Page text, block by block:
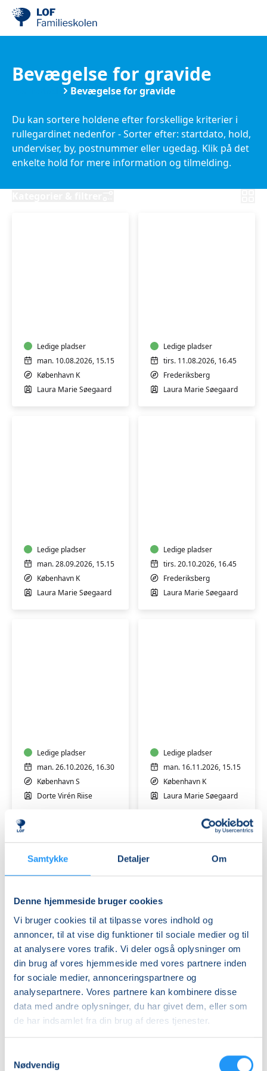
Samtykke Detaljer Om
Denne hjemmeside bruger cookies
Vi bruger cookies til at tilpasse vores indhold og
annoncer, til at vise dig funktioner til sociale medier og til
at analysere vores trafik. Vi deler også oplysninger om
din brug af vores hjemmeside med vores partnere inden
for sociale medier, annonceringspartnere og
analysepartnere. Vores partnere kan kombinere disse
data med andre oplysninger, du har givet dem, eller som
de har indsamlet fra din brug af deres tjenester.
Nødvendig
Bevægelse for gravide
Bevægelse for gravide
Du kan sortere holdene efter forskellige kriterier i
rullegardinet nedenfor - Sorter efter: startdato, hold,
underviser, by, postnummer eller ugedag. Klik på det
enkelte hold for mere information og tilmelding.
gravide
Ledige pladser
man. 10.08.2026, 15.15
København K
Laura Marie Søegaard
gravide
Ledige pladser
tirs. 11.08.2026, 16.45
Frederiksberg
Laura Marie Søegaard
gravide
Ledige pladser
man. 28.09.2026, 15.15
København K
Laura Marie Søegaard
gravide
Ledige pladser
tirs. 20.10.2026, 16.45
Frederiksberg
Laura Marie Søegaard
gravide
Ledige pladser
man. 26.10.2026, 16.30
København S
Dorte Virén Riise
gravide
Ledige pladser
man. 16.11.2026, 15.15
København K
Laura Marie Søegaard
Bevægelse
og
afspænding
for
gravide
Ledige pladser
tirs. 01.12.2026, 16.45
Laura Marie Søegaard
Vi har mange hold med træning for gravide for dig,